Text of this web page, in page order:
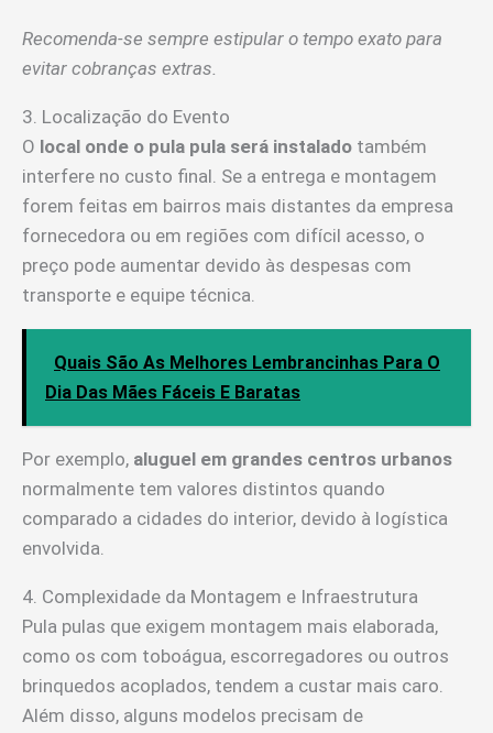
Recomenda-se sempre estipular o tempo exato para
evitar cobranças extras.
3. Localização do Evento
O local onde o pula pula será instalado também
interfere no custo final. Se a entrega e montagem
forem feitas em bairros mais distantes da empresa
fornecedora ou em regiões com difícil acesso, o
preço pode aumentar devido às despesas com
transporte e equipe técnica.
Quais São As Melhores Lembrancinhas Para O
Dia Das Mães Fáceis E Baratas
Por exemplo, aluguel em grandes centros urbanos
normalmente tem valores distintos quando
comparado a cidades do interior, devido à logística
envolvida.
4. Complexidade da Montagem e Infraestrutura
Pula pulas que exigem montagem mais elaborada,
como os com toboágua, escorregadores ou outros
brinquedos acoplados, tendem a custar mais caro.
Além disso, alguns modelos precisam de